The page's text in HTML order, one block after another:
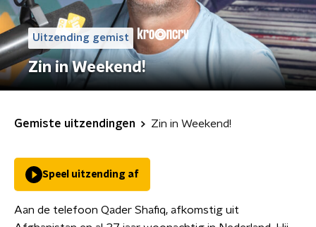
Uitzending gemist
Zin in Weekend!
Gemiste uitzendingen Zin in Weekend!
Speel uitzending af
Aan de telefoon Qader Shafiq, afkomstig uit